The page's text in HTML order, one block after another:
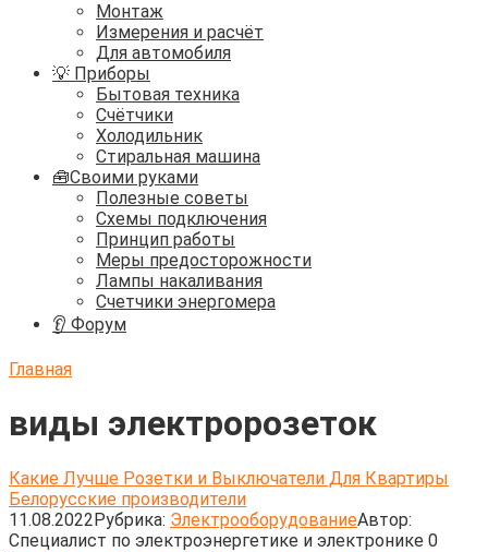
Монтаж
Измерения и расчёт
Для автомобиля
💡 Приборы
Бытовая техника
Счётчики
Холодильник
Стиральная машина
🧰Своими руками
Полезные советы
Схемы подключения
Принцип работы
Меры предосторожности
Лампы накаливания
Счетчики энергомера
👂 Форум
Главная
виды электророзеток
Какие Лучше Розетки и Выключатели Для Квартиры
Белорусские производители
11.08.2022Рубрика: ЭлектрооборудованиеАвтор:
Cпециалист по электроэнергетике и электронике 0